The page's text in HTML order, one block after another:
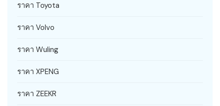
ราคา Toyota
ราคา Volvo
ราคา Wuling
ราคา XPENG
ราคา ZEEKR